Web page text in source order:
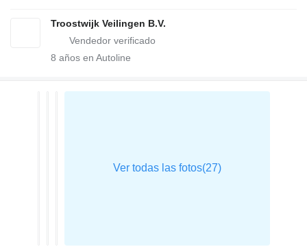
Troostwijk Veilingen B.V.
8 años en Autoline